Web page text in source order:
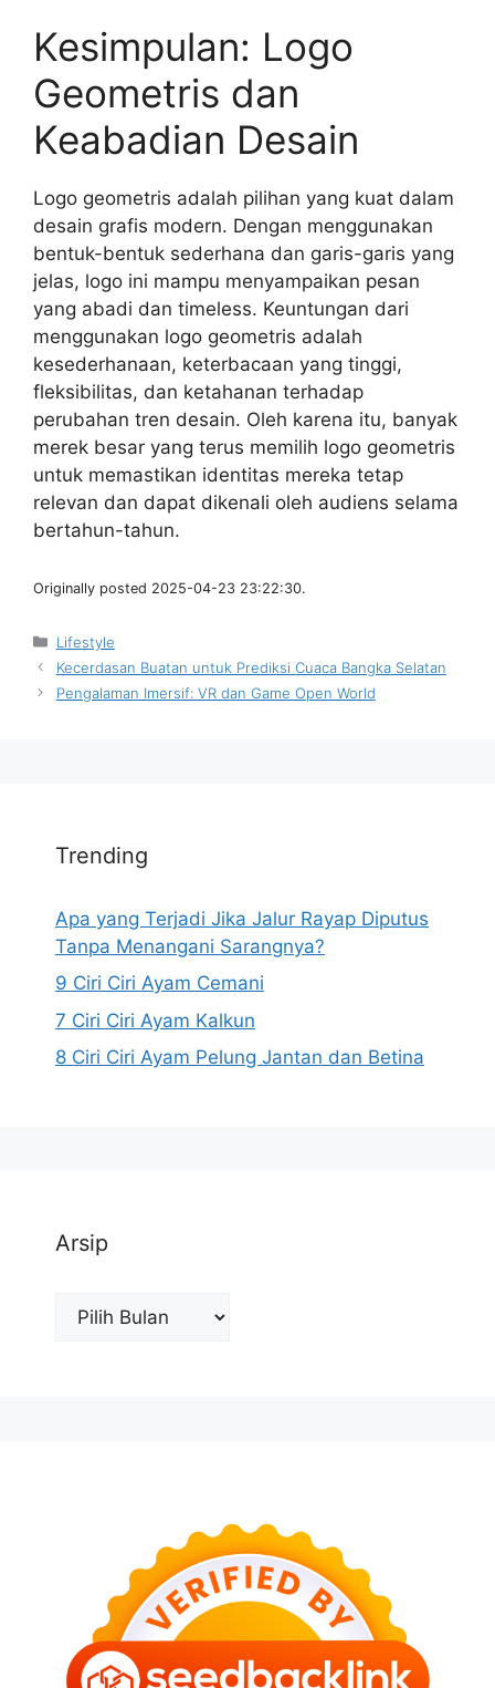
Kesimpulan: Logo
Geometris dan
Keabadian Desain
Logo geometris adalah pilihan yang kuat dalam
desain grafis modern. Dengan menggunakan
bentuk-bentuk sederhana dan garis-garis yang
jelas, logo ini mampu menyampaikan pesan
yang abadi dan timeless. Keuntungan dari
menggunakan logo geometris adalah
kesederhanaan, keterbacaan yang tinggi,
fleksibilitas, dan ketahanan terhadap
perubahan tren desain. Oleh karena itu, banyak
merek besar yang terus memilih logo geometris
untuk memastikan identitas mereka tetap
relevan dan dapat dikenali oleh audiens selama
bertahun-tahun.
Originally posted 2025-04-23 23:22:30.
Kategori
Lifestyle
Kecerdasan Buatan untuk Prediksi Cuaca Bangka Selatan
Pengalaman Imersif: VR dan Game Open World
Trending
Apa yang Terjadi Jika Jalur Rayap Diputus
Tanpa Menangani Sarangnya?
9 Ciri Ciri Ayam Cemani
7 Ciri Ciri Ayam Kalkun
8 Ciri Ciri Ayam Pelung Jantan dan Betina
Arsip
Arsip